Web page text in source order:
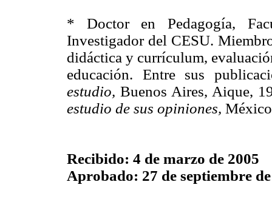
* Doctor en Pedagogía,
Investigador del CESU.
didáctica y currículum,
educación. Entre sus
estudio,Buenos Aires, Aique,
estudio de sus opiniones,
Recibido: 4 de marzo de 2005
Aprobado: 27 de septiembre